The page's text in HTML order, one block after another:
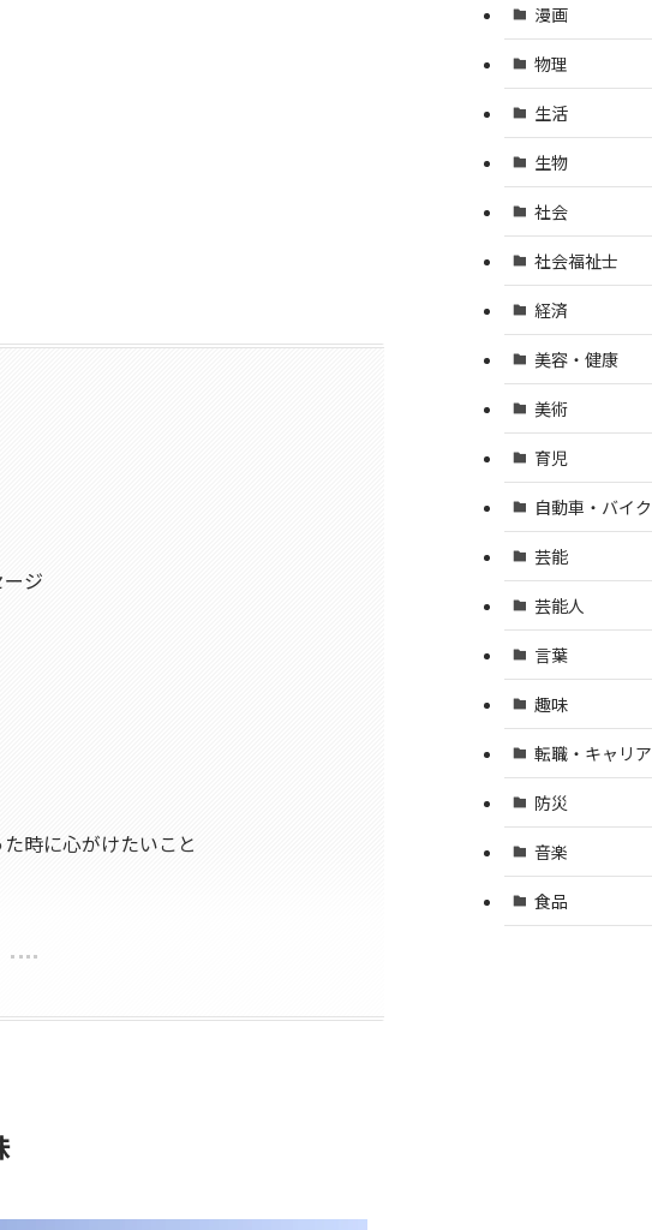
ジ
時に心がけたいこと
漫画
物理
生活
生物
社会
社会福祉士
経済
美容・健康
美術
育児
自動車・バイク
芸能
芸能人
言葉
趣味
転職・キャリア
防災
音楽
食品